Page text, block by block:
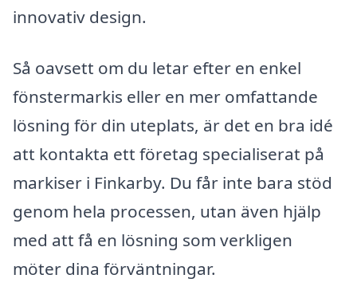
innovativ design.
Så oavsett om du letar efter en enkel
fönstermarkis eller en mer omfattande
lösning för din uteplats, är det en bra idé
att kontakta ett företag specialiserat på
markiser i Finkarby. Du får inte bara stöd
genom hela processen, utan även hjälp
med att få en lösning som verkligen
möter dina förväntningar.